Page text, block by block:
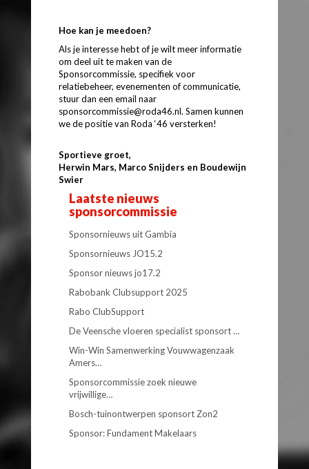
Hoe kan je meedoen?
Als je interesse hebt of je wilt meer informatie
om deel uit te maken van de
Sponsorcommissie, specifiek voor
relatiebeheer, evenementen of communicatie,
stuur dan een email naar
sponsorcommissie@roda46.nl. Samen kunnen
we de positie van Roda ‘46 versterken!
Sportieve groet,
Herwin Mars, Marco Snijders en Boudewijn
Swier
Laatste nieuws
sponsorcommissie
Sponsornieuws uit Gambia
Sponsornieuws JO15.2
Sponsor nieuws jo17.2
Rabobank Clubsupport 2025
Rabo ClubSupport
De Veensche vloeren specialist sponsort …
Win-Win Samenwerking Vouwwagenzaak
Amers…
Sponsorcommissie zoek nieuwe
vrijwillige…
Bosch-tuinontwerpen sponsort Zon2
Sponsor: Fundament Makelaars